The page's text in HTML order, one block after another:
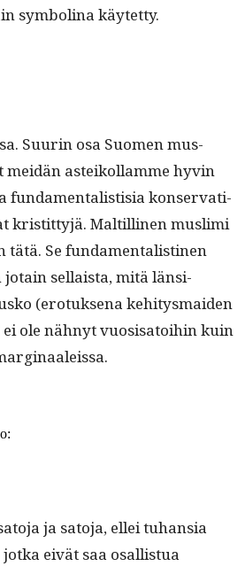
sym­bol­i­na käytetty.
Suurin osa Suomen mus­
mei­dän asteikol­lamme hyvin
fun­da­men­tal­is­tisia kon­ser­vati­
kris­tit­tyjä. Maltill­i­nen mus­li­mi
tätä. Se fun­da­men­tal­isti­nen
jotain sel­l­aista, mitä län­si­
(ero­tuk­se­na kehi­tys­maid­en
ole näh­nyt vuo­sisatoi­hin kuin
ja sato­ja, ellei tuhan­sia
eivät saa osal­lis­tua